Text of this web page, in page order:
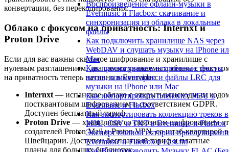
Воспроизведение офлайн-музыки в
Evermusic и Flacbox: скачивание и
синхронизация из облака в локальные
файлы
Как подключить хранилище NAS через
WebDAV и слушать музыку на iPhone
Mac
Как просматривать встроенные тексты
песен, комментарии и файлы LRC для
музыки на iPhone или Mac
Как импортировать плейлист M3U в
Evermusic и Flacbox
Как экспортировать коллекцию треков в
M3U, CSV и TXT в Evermusic и Flacbox
Экспорт полной истории
Evermusic и Flacbox в Last.fm
конвертации, без перекодирования.
Облако с фокусом на приватность: Internxt и
Proton Drive
Если для вас важны сквозное шифрование и хранилище с
нулевым разглашением, два самых уважаемых облака с
на приватность теперь нативно в Evervideo:
Internxt — испанское облако с открытым исходным
постквантовым шифрованием и соответствием GDPR.
Доступен бесплатный тариф.
Proton Drive — хранилище со сквозным шифрованием от
создателей Proton Mail и Proton VPN, со штаб-квартирой в
Швейцарии. Доступен бесплатный тариф и платные
планы для больших библиотек.